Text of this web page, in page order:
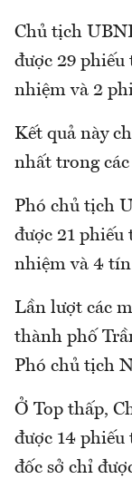
Chủ tịch
được 29
nhiệm và 2
Kết quả này
nhất trong
Phó chủ tịch
được 21
nhiệm và 4
Lần lượt các
thành phố
Phó chủ tịch
Ở Top thấp,
được 14
đốc sở chỉ